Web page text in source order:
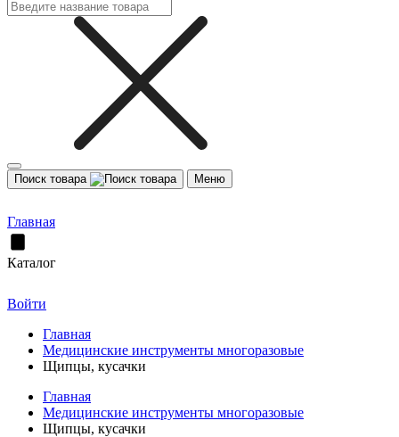
Поиск товара Меню
Главная
Каталог
Войти
Главная
Медицинские инструменты многоразовые
Щипцы, кусачки
Главная
Медицинские инструменты многоразовые
Щипцы, кусачки